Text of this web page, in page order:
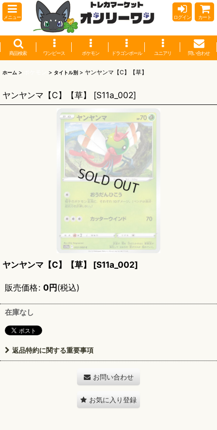
メニュー ログイン カート
商品検索 ワンピース ポケモン ドラゴンボール ユニアリ 問い合わせ
ホーム > > タイトル別 > ヤンヤンマ【C】【草】
ヤンヤンマ【C】【草】 [S11a_002]
ヤンヤンマ【C】【草】 [S11a_002]
販売価格: 0円(税込)
在庫なし
返品特約に関する重要事項
お問い合わせ
お気に入り登録